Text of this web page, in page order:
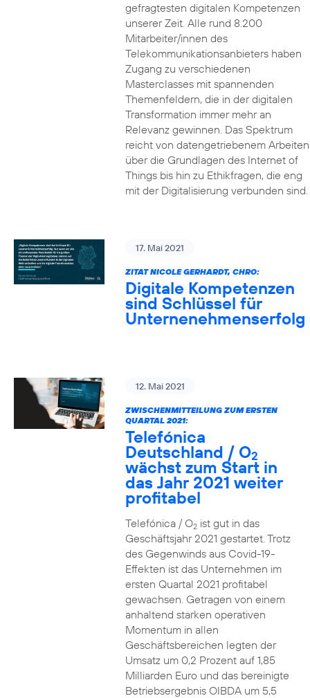
gefragtesten digitalen Kompetenzen
unserer Zeit. Alle rund 8.200
Mitarbeiter/innen des
Telekommunikationsanbieters haben
Zugang zu verschiedenen
Masterclasses mit spannenden
Themenfeldern, die in der digitalen
Transformation immer mehr an
Relevanz gewinnen. Das Spektrum
reicht von datengetriebenem Arbeiten
über die Grundlagen des Internet of
Things bis hin zu Ethikfragen, die eng
mit der Digitalisierung verbunden sind.
17. Mai 2021
ZITAT NICOLE GERHARDT, CHRO:
Digitale Kompetenzen
sind Schlüssel für
Unternenehmenserfolg
12. Mai 2021
ZWISCHENMITTEILUNG ZUM ERSTEN
QUARTAL 2021:
Telefónica
Deutschland / O2
wächst zum Start in
das Jahr 2021 weiter
profitabel
Telefónica / O2ist gut in das
Geschäftsjahr 2021 gestartet. Trotz
des Gegenwinds aus Covid-19-
Effekten ist das Unternehmen im
ersten Quartal 2021 profitabel
gewachsen. Getragen von einem
anhaltend starken operativen
Momentum in allen
Geschäftsbereichen legten der
Umsatz um 0,2 Prozent auf 1,85
Milliarden Euro und das bereinigte
Betriebsergebnis OIBDA um 5,5